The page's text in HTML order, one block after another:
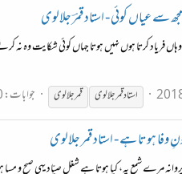
سے عیاں کوئی - استاد قمرؔ جلالوی
وہاں فریاد کرتا ہوں نہیں ہوتا جہاں کوئی شکایت وہ
استادقمرجلالوی قمرجلالوی جوابات: 0
ہوتا ہے - استاد قمر جلالوی